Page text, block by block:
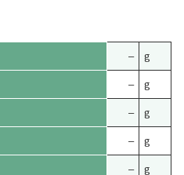
– g
– g
– g
– g
– g